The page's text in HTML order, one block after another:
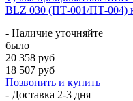
BLZ 030 (ПТ-001/ПТ-004)
- Наличие уточняйте
было
20 358 руб
18 507 руб
Позвонить и купить
- Доставка 2-3 дня